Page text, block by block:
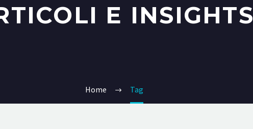
E INSIGHTS
Home Tag